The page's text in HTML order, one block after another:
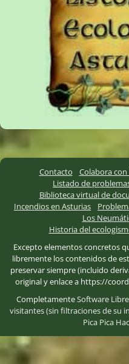
Contacto Colabora
Listado de
Biblioteca virtual de
Incendios en Asturias
Los
Historia del
Excepto elementos concretos
libremente los contenidos de
preservar siempre (incluido
original y enlace a https://
CompletamenteSoftware Libre
visitantes (sin filtraciones de su
Pica Pica